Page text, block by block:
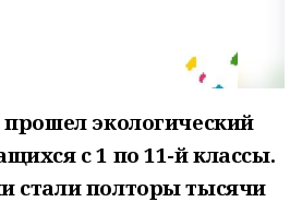
экологический
с 1 по 11-й классы.
стали полторы тысячи